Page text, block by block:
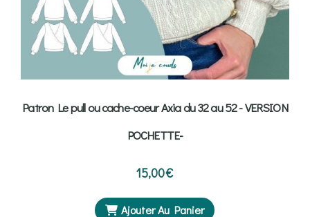
Patron Le pull ou cache-coeur Axia du 32 au 52 - VERSION
POCHETTE-
15,00€
Ajouter Au Panier